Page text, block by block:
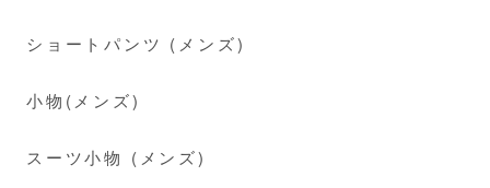
ショートパンツ (メンズ)
小物(メンズ)
スーツ小物 (メンズ)